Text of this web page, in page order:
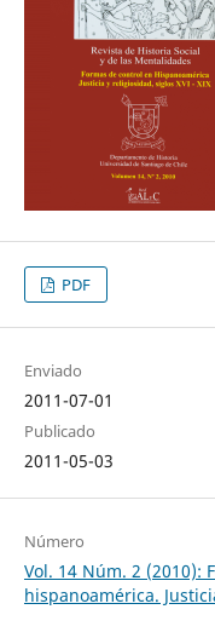
PDF
Enviado
2011-07-01
Publicado
2011-05-03
Número
Vol. 14 Núm. 2 (2010):
hispanoamérica.